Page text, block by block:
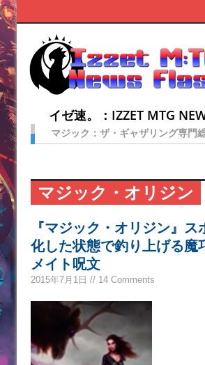
イゼ速。：IZZET MTG
マジック：ザ・ギャザリング専門
マジック・オリジン
『マジック・オリジン』
化した状態で釣り上げる魔
メイト呪文
2015年7月1日 // 14 Comments